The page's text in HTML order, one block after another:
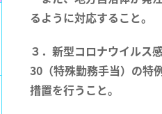
るように対応すること。
３．新型コロナウイルス
30（特殊勤務手当）の特
措置を行うこと。